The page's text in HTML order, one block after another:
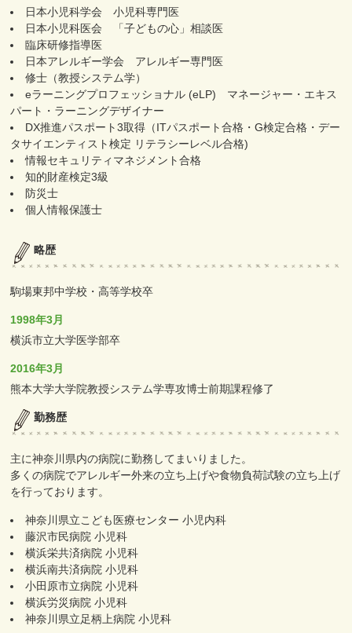
日本小児科学会 小児科専門医
日本小児科医会 「子どもの心」相談医
臨床研修指導医
日本アレルギー学会 アレルギー専門医
修士（教授システム学）
eラーニングプロフェッショナル (eLP) マネージャー・エキス
パート・ラーニングデザイナー
DX推進パスポート3取得（ITパスポート合格・G検定合格・デー
タサイエンティスト検定 リテラシーレベル合格)
情報セキュリティマネジメント合格
知的財産検定3級
防災士
個人情報保護士
略歴
駒場東邦中学校・高等学校卒
1998年3月
横浜市立大学医学部卒
2016年3月
熊本大学大学院教授システム学専攻博士前期課程修了
勤務歴
主に神奈川県内の病院に勤務してまいりました。
多くの病院でアレルギー外来の立ち上げや食物負荷試験の立ち上げ
を行っております。
神奈川県立こども医療センター 小児内科
藤沢市民病院 小児科
横浜栄共済病院 小児科
横浜南共済病院 小児科
小田原市立病院 小児科
横浜労災病院 小児科
神奈川県立足柄上病院 小児科